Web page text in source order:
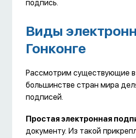
подпись.
Виды
Гонконге
Рассмотрим существующие в
большинстве стран мира
подписей.
Простая электронная
документу. Из такой